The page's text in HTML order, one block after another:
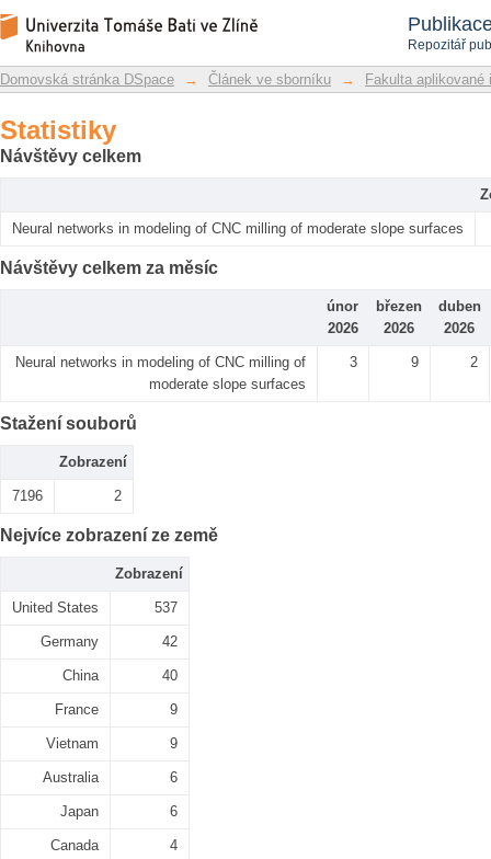
Repozitář
Statistiky
Repozitář DSpace/Manakin
Domovská stránka DSpace → Článek ve sborníku → Fakulta aplikované
Statistiky
Návštěvy celkem
Neural networks in modeling of CNC milling of moderate slope surfaces
Návštěvy celkem za měsíc
únor
2026
březen
2026
duben
2026
Neural networks in modeling of CNC milling of
moderate slope surfaces
3 9 2
Stažení souborů
Zobrazení
7196 2
Nejvíce zobrazení ze země
Zobrazení
United States 537
Germany 42
China 40
France 9
Vietnam 9
Australia 6
Japan 6
Canada 4